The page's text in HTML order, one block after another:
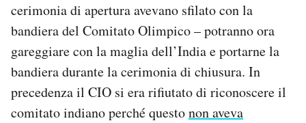
cerimonia di apertura avevano sfilato con la
bandiera del Comitato Olimpico – potranno ora
gareggiare con la maglia dell’India e portarne la
bandiera durante la cerimonia di chiusura. In
precedenza il CIO si era rifiutato di riconoscere il
comitato indiano perché questonon aveva